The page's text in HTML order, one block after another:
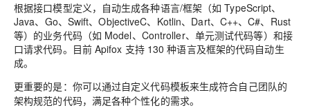
根据接口模型定义，自动生成各种语言/框架（如 TypeScript、
Java、Go、Swift、ObjectiveC、Kotlin、Dart、C++、C#、Rust
等）的业务代码（如 Model、Controller、单元测试代码等）和接
口请求代码。目前 Apifox 支持 130 种语言及框架的代码自动生
成。
更重要的是：你可以通过自定义代码模板来生成符合自己团队的
架构规范的代码，满足各种个性化的需求。